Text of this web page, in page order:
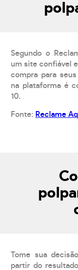
Segundo o
um site confiável
compra para
na plataforma é
10.
Fonte: Reclame
Tome sua
partir do